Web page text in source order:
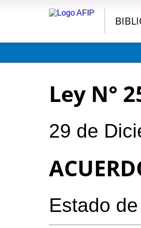
Ley N°
29 de
Estado